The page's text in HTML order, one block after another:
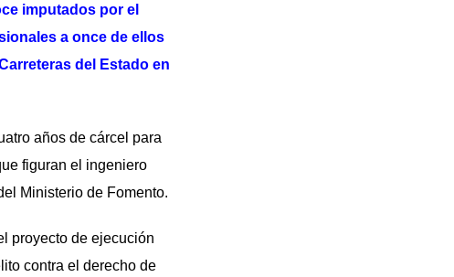
imputados por el
a once de ellos
del Estado en
años de cárcel para
figuran el ingeniero
Ministerio de Fomento.
proyecto de ejecución
contra el derecho de